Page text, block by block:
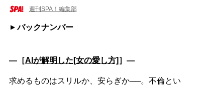
週刊SPA！編集部
バックナンバー
―［AIが解明した[女の愛し方] ］―
求めるものはスリルか、安らぎか──。不倫とい